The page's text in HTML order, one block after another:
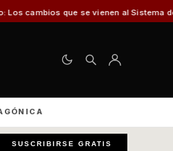
al Sistema de Admisión Escolar
SUSCRIBIRSE GRATIS